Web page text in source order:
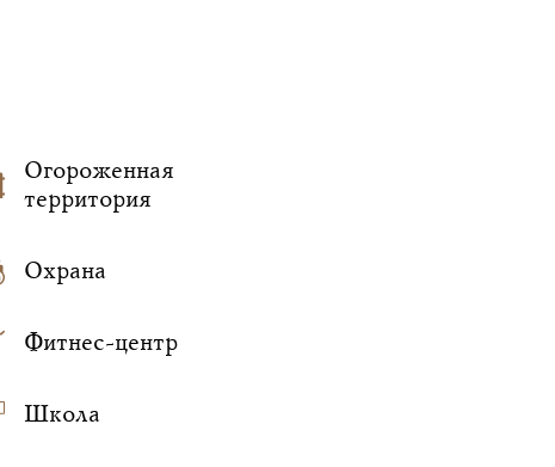
Огороженная
территория
Охрана
Фитнес-центр
Школа